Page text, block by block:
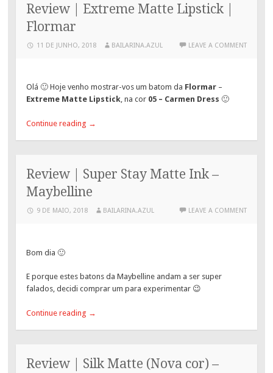
Review | Extreme Matte Lipstick |
Flormar
11 DE JUNHO, 2018 BAILARINA.AZUL LEAVE A COMMENT
Olá 🙂 Hoje venho mostrar-vos um batom da Flormar –
Extreme Matte Lipstick, na cor 05 – Carmen Dress 🙂
Continue reading →
Review | Super Stay Matte Ink –
Maybelline
9 DE MAIO, 2018 BAILARINA.AZUL LEAVE A COMMENT
Bom dia 🙂
E porque estes batons da Maybelline andam a ser super
falados, decidi comprar um para experimentar 😉
Continue reading →
Review | Silk Matte (Nova cor) –